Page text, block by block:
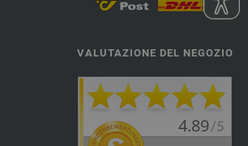
VALUTAZIONE DEL NEGOZIO